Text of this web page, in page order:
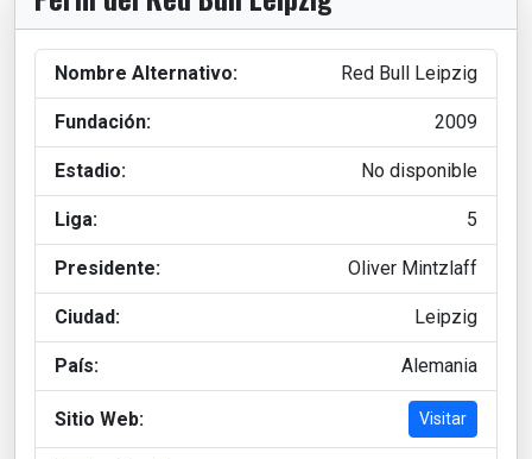
Nombre Alternativo: Red Bull Leipzig
Fundación: 2009
Estadio: No disponible
Liga: 5
Presidente: Oliver Mintzlaff
Ciudad: Leipzig
País: Alemania
Sitio Web: Visitar